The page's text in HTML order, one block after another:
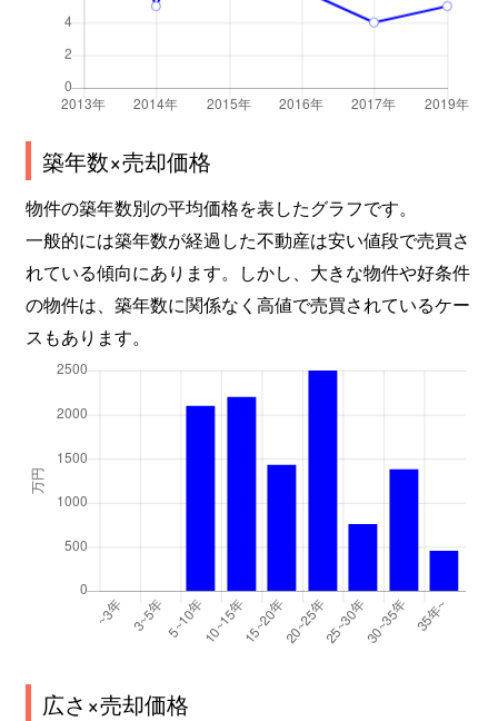
築年数×売却価格
物件の築年数別の平均価格を表したグラフです。
一般的には築年数が経過した不動産は安い値段で売買さ
れている傾向にあります。しかし、大きな物件や好条件
の物件は、築年数に関係なく高値で売買されているケー
スもあります。
広さ×売却価格